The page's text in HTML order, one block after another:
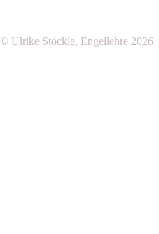
© Ulrike Stöckle, Engellehre 2026